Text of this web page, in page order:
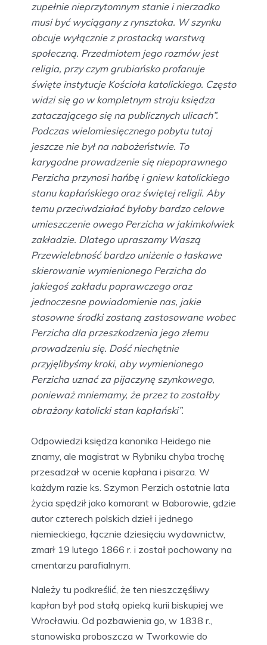
zupełnie nieprzytomnym stanie i nierzadko
musi być wyciągany z rynsztoka. W szynku
obcuje wyłącznie z prostacką warstwą
społeczną. Przedmiotem jego rozmów jest
religia, przy czym grubiańsko profanuje
święte instytucje Kościoła katolickiego. Często
widzi się go w kompletnym stroju księdza
zataczającego się na publicznych ulicach”.
Podczas wielomiesięcznego pobytu tutaj
jeszcze nie był na nabożeństwie. To
karygodne prowadzenie się niepoprawnego
Perzicha przynosi hańbę i gniew katolickiego
stanu kapłańskiego oraz świętej religii. Aby
temu przeciwdziałać byłoby bardzo celowe
umieszczenie owego Perzicha w jakimkolwiek
zakładzie. Dlatego upraszamy Waszą
Przewielebność bardzo uniżenie o łaskawe
skierowanie wymienionego Perzicha do
jakiegoś zakładu poprawczego oraz
jednoczesne powiadomienie nas, jakie
stosowne środki zostaną zastosowane wobec
Perzicha dla przeszkodzenia jego złemu
prowadzeniu się. Dość niechętnie
przyjęlibyśmy kroki, aby wymienionego
Perzicha uznać za pijaczynę szynkowego,
ponieważ mniemamy, że przez to zostałby
obrażony katolicki stan kapłański”.
Odpowiedzi księdza kanonika Heidego nie
znamy, ale magistrat w Rybniku chyba trochę
przesadzał w ocenie kapłana i pisarza. W
każdym razie ks. Szymon Perzich ostatnie lata
życia spędził jako komorant w Baborowie, gdzie
autor czterech polskich dzieł i jednego
niemieckiego, łącznie dziesięciu wydawnictw,
zmarł 19 lutego 1866 r. i został pochowany na
cmentarzu parafialnym.
Należy tu podkreślić, że ten nieszczęśliwy
kapłan był pod stałą opieką kurii biskupiej we
Wrocławiu. Od pozbawienia go, w 1838 r.,
stanowiska proboszcza w Tworkowie do